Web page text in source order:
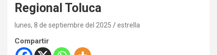
Regional Toluca
lunes, 8 de septiembre del 2025 estrella
Compartir